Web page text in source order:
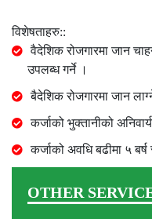
विशेषताहरु::
वैदेशिक रोजगारमा जान
उपलब्ध गर्ने ।
बैदेशिक रोजगारमा जान
कर्जाको भुक्तानीको
कर्जाको अवधि बढीमा ५
OTHER